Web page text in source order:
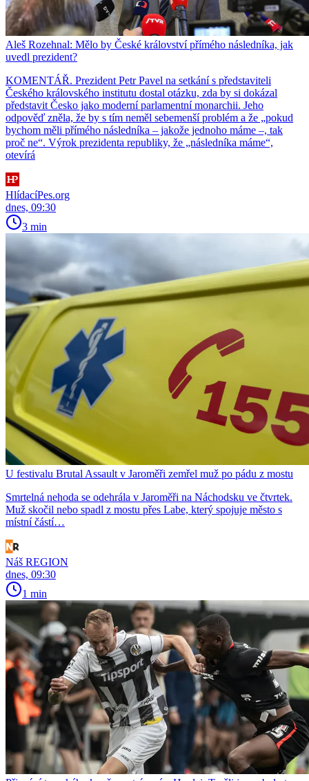
Aleš Rozehnal: Mělo by České království přímého následníka, jak
uvedl prezident?
KOMENTÁŘ. Prezident Petr Pavel na setkání s představiteli
Českého královského institutu dostal otázku, zda by si dokázal
představit Česko jako moderní parlamentní monarchii. Jeho
odpověď zněla, že by s tím neměl sebemenší problém a že „pokud
bychom měli přímého následníka – jakože jednoho máme –, tak
proč ne“. Výrok prezidenta republiky, že „následníka máme“,
otevírá
HlídacíPes.org
dnes, 09:30
3 min
U festivalu Brutal Assault v Jaroměři zemřel muž po pádu z mostu
Smrtelná nehoda se odehrála v Jaroměři na Náchodsku ve čtvrtek.
Muž skočil nebo spadl z mostu přes Labe, který spojuje město s
místní částí…
Náš REGION
dnes, 09:30
1 min